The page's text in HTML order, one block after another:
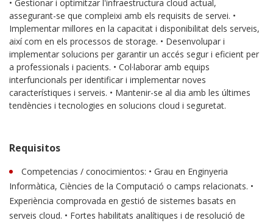
• Gestionar i optimitzar l'infraestructura cloud actual,
assegurant-se que compleixi amb els requisits de servei. •
Implementar millores en la capacitat i disponibilitat dels serveis,
així com en els processos de storage. • Desenvolupar i
implementar solucions per garantir un accés segur i eficient per
a professionals i pacients. • Col·laborar amb equips
interfuncionals per identificar i implementar noves
característiques i serveis. • Mantenir-se al dia amb les últimes
tendències i tecnologies en solucions cloud i seguretat.
Requisitos
Competencias / conocimientos: • Grau en Enginyeria
Informàtica, Ciències de la Computació o camps relacionats. •
Experiència comprovada en gestió de sistemes basats en
serveis cloud. • Fortes habilitats analítiques i de resolució de